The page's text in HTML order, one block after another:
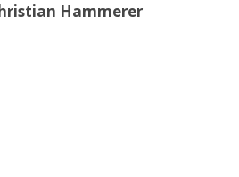
Hammerer